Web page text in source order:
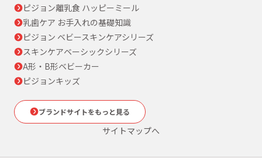
ピジョン離乳食 ハッピーミール
乳歯ケア お手入れの基礎知識
ピジョン ベビースキンケアシリーズ
スキンケアベーシックシリーズ
A形・B形ベビーカー
ピジョンキッズ
ブランドサイトをもっと見る
サイトマップへ